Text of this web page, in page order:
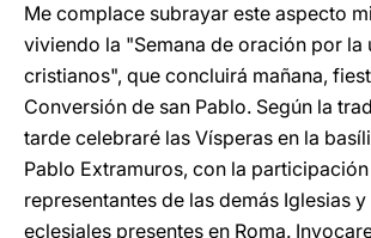
Me complace subrayar este aspecto
viviendo la "Semana de oración por la
cristianos", que concluirá mañana,
Conversión de san Pablo. Según la
tarde celebraré las Vísperas en la
Pablo Extramuros, con la
representantes de las demás Iglesias
eclesiales presentes en Roma.